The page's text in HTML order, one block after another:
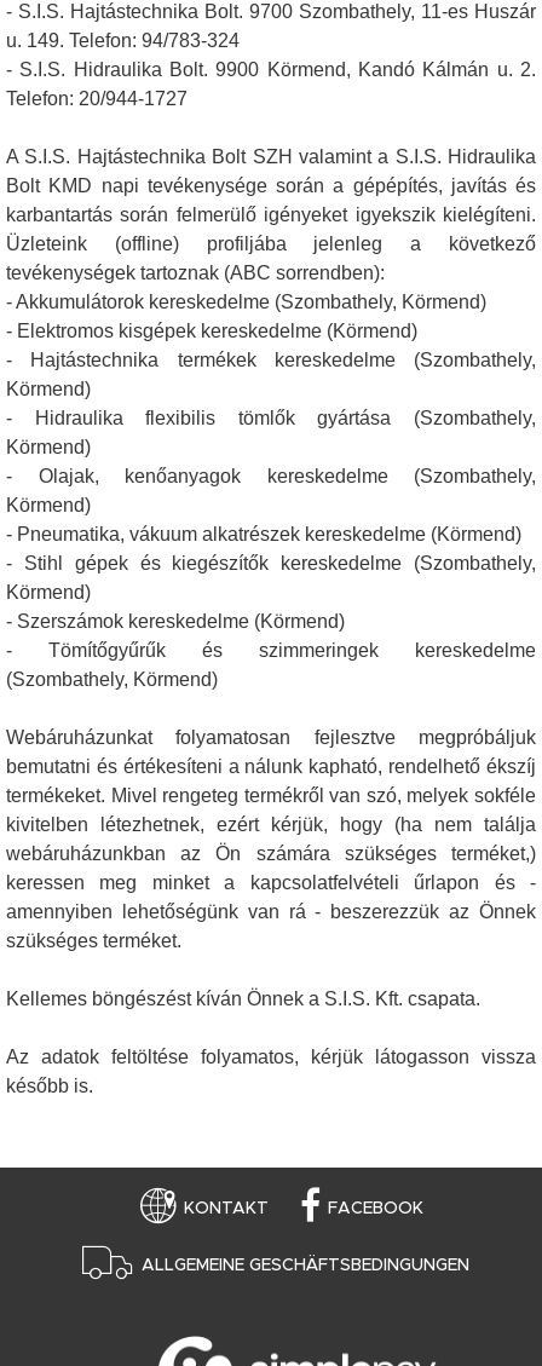
- S.I.S. Hajtástechnika Bolt. 9700 Szombathely, 11-es Huszár
u. 149. Telefon: 94/783-324
- S.I.S. Hidraulika Bolt. 9900 Körmend, Kandó Kálmán u. 2.
Telefon: 20/944-1727
A S.I.S. Hajtástechnika Bolt SZH valamint a S.I.S. Hidraulika
Bolt KMD napi tevékenysége során a gépépítés, javítás és
karbantartás során felmerülő igényeket igyekszik kielégíteni.
Üzleteink (offline) profiljába jelenleg a következő
tevékenységek tartoznak (ABC sorrendben):
- Akkumulátorok kereskedelme (Szombathely, Körmend)
- Elektromos kisgépek kereskedelme (Körmend)
- Hajtástechnika termékek kereskedelme (Szombathely,
Körmend)
- Hidraulika flexibilis tömlők gyártása (Szombathely,
Körmend)
- Olajak, kenőanyagok kereskedelme (Szombathely,
Körmend)
- Pneumatika, vákuum alkatrészek kereskedelme (Körmend)
- Stihl gépek és kiegészítők kereskedelme (Szombathely,
Körmend)
- Szerszámok kereskedelme (Körmend)
- Tömítőgyűrűk és szimmeringek kereskedelme
(Szombathely, Körmend)
Webáruházunkat folyamatosan fejlesztve megpróbáljuk
bemutatni és értékesíteni a nálunk kapható, rendelhető ékszíj
termékeket. Mivel rengeteg termékről van szó, melyek sokféle
kivitelben létezhetnek, ezért kérjük, hogy (ha nem találja
webáruházunkban az Ön számára szükséges terméket,)
keressen meg minket a kapcsolatfelvételi űrlapon és -
amennyiben lehetőségünk van rá - beszerezzük az Önnek
szükséges terméket.
Kellemes böngészést kíván Önnek a S.I.S. Kft. csapata.
Az adatok feltöltése folyamatos, kérjük látogasson vissza
később is.
KONTAKT FACEBOOK
ALLGEMEINE GESCHÄFTSBEDINGUNGEN